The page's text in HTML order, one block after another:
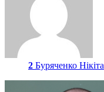
2 Буряченко Нікіта